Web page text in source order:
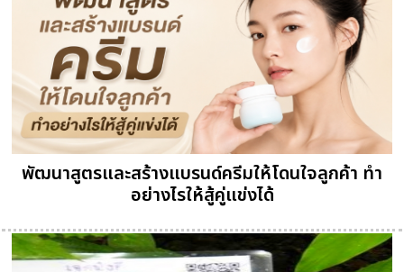
พัฒนาสูตรและสร้างแบรนด์ครีมให้โดนใจลูกค้า ทำ
อย่างไรให้สู้คู่แข่งได้